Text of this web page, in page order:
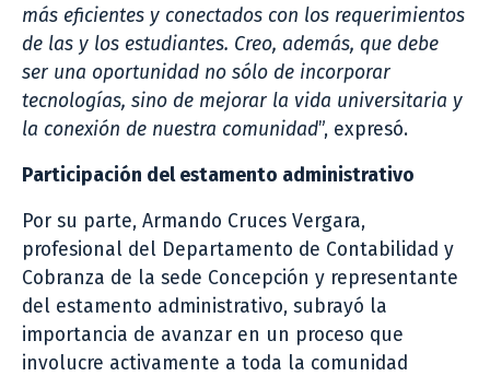
más eficientes y conectados con los requerimientos
de las y los estudiantes. Creo, además, que debe
ser una oportunidad no sólo de incorporar
tecnologías, sino de mejorar la vida universitaria y
la conexión de nuestra comunidad”, expresó.
Participación del estamento administrativo
Por su parte, Armando Cruces Vergara,
profesional del Departamento de Contabilidad y
Cobranza de la sede Concepción y representante
del estamento administrativo, subrayó la
importancia de avanzar en un proceso que
involucre activamente a toda la comunidad